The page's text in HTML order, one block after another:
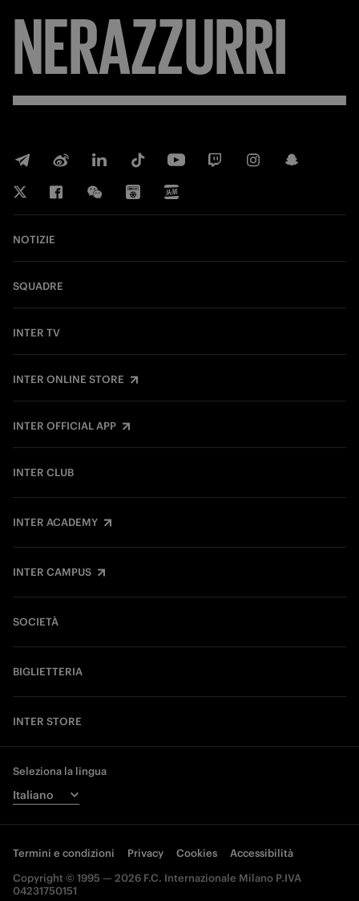
NERAZZURRI
NOTIZIE
SQUADRE
INTER TV
INTER ONLINE STORE
INTER OFFICIAL APP
INTER CLUB
INTER ACADEMY
INTER CAMPUS
SOCIETÀ
BIGLIETTERIA
INTER STORE
Seleziona la lingua
Termini e condizioni Privacy Cookies
Accessibilità
Copyright © 1995 — 2026 F.C. Internazionale Milano P.IVA
04231750151